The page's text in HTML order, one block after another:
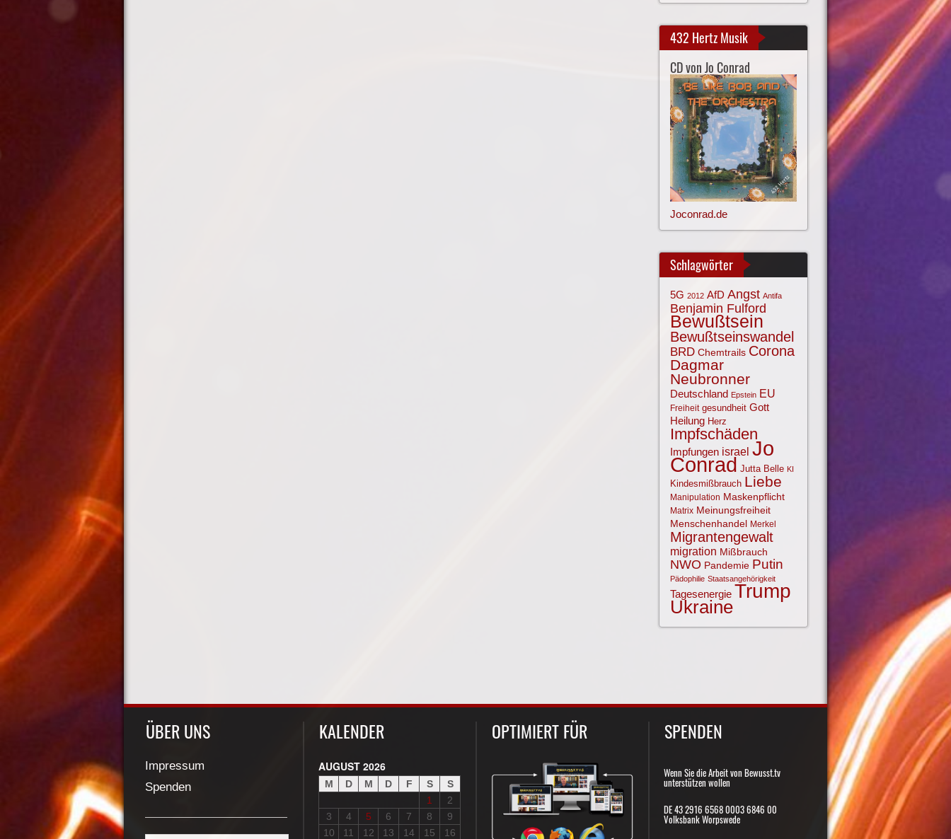
432 Hertz Musik
CD von Jo Conrad
Joconrad.de
Schlagwörter
5G 2012 AfD Angst Antifa
Benjamin Fulford
Bewußtsein
Bewußtseinswandel
BRD Chemtrails Corona
Dagmar
Neubronner
Deutschland Epstein EU
Freiheit gesundheit Gott
Heilung Herz
Impfschäden
Impfungen israel Jo
Conrad Jutta Belle KI
Kindesmißbrauch Liebe
Manipulation Maskenpflicht
Matrix Meinungsfreiheit
Menschenhandel Merkel
Migrantengewalt
migration Mißbrauch
NWO Pandemie Putin
Pädophilie Staatsangehörigkeit
Tagesenergie Trump
Ukraine
ÜBER UNS
Impressum
Spenden
KALENDER
AUGUST 2026
M D M D F S
S
1
2
3
4 5 6 7 8
9
10
11 12 13 14 15 16
OPTIMIERT FÜR SPENDEN
Wenn Sie die Arbeit von Bewusst.tv
unterstützen wollen
DE 43 2916 6568 0003 6846 00
Volksbank Worpswede